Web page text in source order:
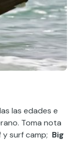
las edades e
Toma nota
y surf camp; Big